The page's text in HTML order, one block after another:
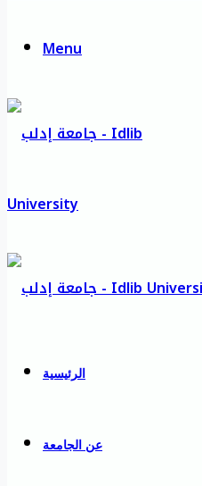
Menu
الرئيسية
عن الجامعة